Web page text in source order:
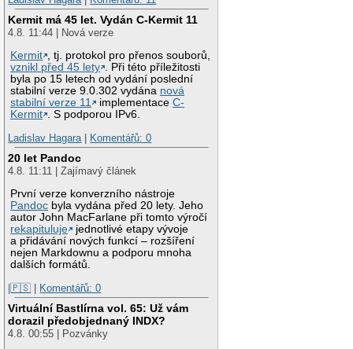
Kermit má 45 let. Vydán C-Kermit 11
4.8. 11:44 | Nová verze
Kermit , tj. protokol pro přenos souborů,
vznikl před 45 lety . Při této příležitosti
byla po 15 letech od vydání poslední
stabilní verze 9.0.302 vydána nová
stabilní verze 11
implementaceC-
Kermit . S podporou IPv6.
Ladislav Hagara | Komentářů: 0
20 let Pandoc
4.8. 11:11 | Zajímavý článek
První verze konverzního nástroje
Pandoc byla vydána před 20 lety. Jeho
autor John MacFarlane při tomto výročí
rekapituluje
jednotlivé etapy vývoje
a přidávání nových funkcí – rozšíření
nejen Markdownu a podporu mnoha
dalších formátů.
|🇵🇸 | Komentářů: 0
Virtuální Bastlírna vol. 65: Už vám
dorazil předobjednaný INDX?
4.8. 00:55 | Pozvánky